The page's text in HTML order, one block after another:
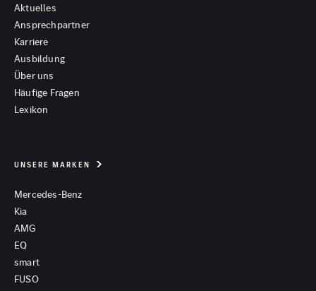
Aktuelles
Ansprechpartner
Karriere
Ausbildung
Über uns
Häufige Fragen
Lexikon
UNSERE MARKEN
Mercedes-Benz
Kia
AMG
EQ
smart
FUSO